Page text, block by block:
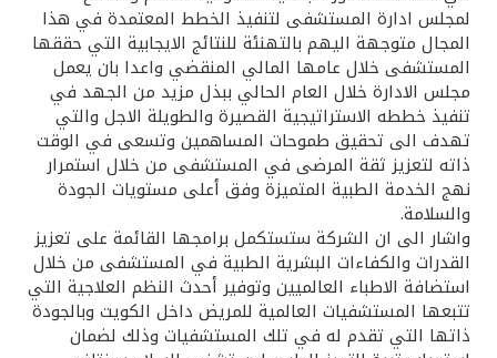
لمجلس ادارة المستشفى لتنفيذ الخطط المعتمدة في هذا
المجال متوجهة اليهم بالتهنئة للنتائج الايجابية التي حققها
المستشفى خلال عامها المالي المنقضي واعدا بان يعمل
مجلس الادارة خلال العام الحالي ببذل مزيد من الجهد في
تنفيذ خططه الاستراتيجية القصيرة والطويلة الاجل والتي
تهدف الى تحقيق طموحات المساهمين وتسعى في الوقت
ذاته لتعزيز ثقة المرضى في المستشفى من خلال استمرار
نهج الخدمة الطبية المتميزة وفق أعلى مستويات الجودة
والسلامة.
واشار الى ان الشركة ستستكمل برامجها القائمة على تعزيز
القدرات والكفاءات البشرية الطبية في المستشفى من خلال
استضافة الاطباء العالميين وتوفير أحدث النظم العلاجية التي
تتبعها المستشفيات العالمية للمريض داخل الكويت وبالجودة
ذاتها التي تقدم له في تلك المستشفيات وذلك لضمان